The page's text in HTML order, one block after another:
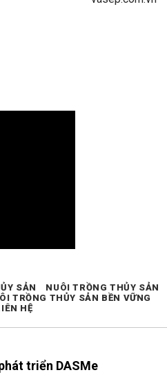
triển DASMe
SẢN
NUÔI TRỒNG THỦY SẢN
TRỒNG THỦY SẢN BỀN VỮNG
HỆ